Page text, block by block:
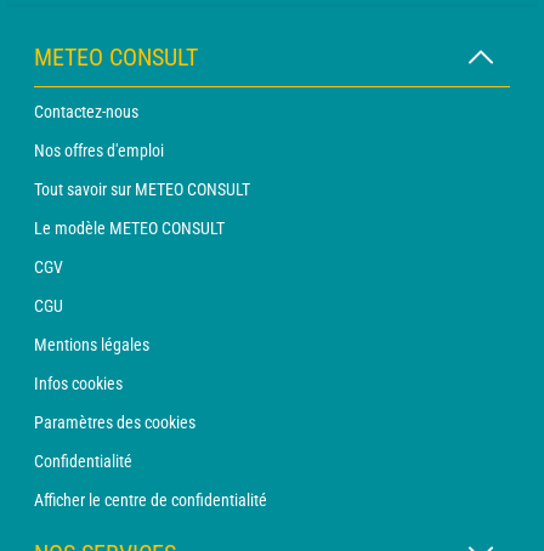
METEO CONSULT
Contactez-nous
Nos offres d'emploi
Tout savoir sur METEO CONSULT
Le modèle METEO CONSULT
CGV
CGU
Mentions légales
Infos cookies
Paramètres des cookies
Confidentialité
Afficher le centre de confidentialité